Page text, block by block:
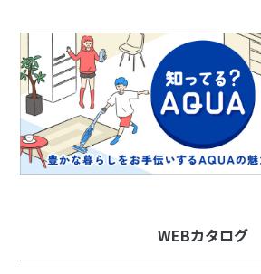
WEBカタログ